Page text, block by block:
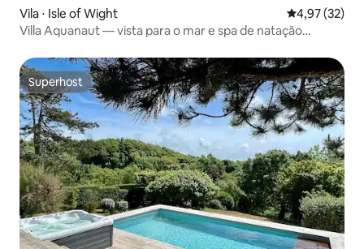
Vila ⋅ Isle of Wight 4,97 de uma
4,97 (32)
Villa Aquanaut — vista para o mar e spa de natação
Superhost
Superhost